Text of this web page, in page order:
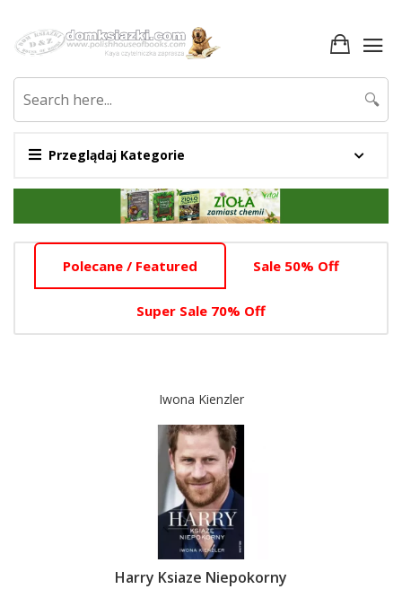
Przeglądaj Kategorie
🔍
Section
Home
Tab
Section
Polecane / Featured Sale 50% Off
Super Sale 70% Off
Iwona Kienzler
Harry Ksiaze Niepokorny